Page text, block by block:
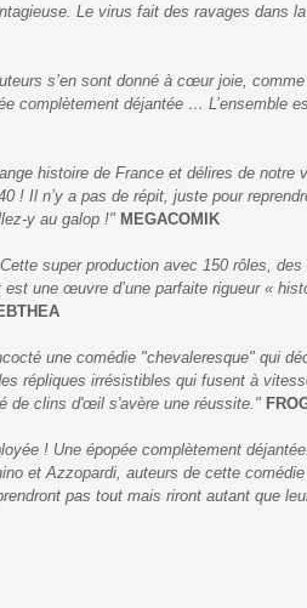
Le virus fait des ravages dans
s’en sont donné à cœur joie,
complètement déjantée … L’ensemble
histoire de France et délires de
! Il n’y a pas de répit, juste pour
y au galop !" MEGACOMIK
super production avec 150 rôles,
une œuvre d’une parfaite rigueur «
une comédie "chevaleresque" qui
répliques irrésistibles qui fusent à
de clins d'œil s'avère une réussite."
! Une épopée complètement
et Azzopardi, auteurs de cette
pas tout mais riront autant que